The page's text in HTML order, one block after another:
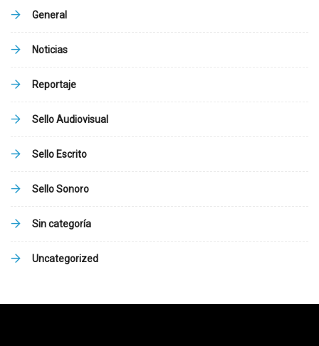
General
Noticias
Reportaje
Sello Audiovisual
Sello Escrito
Sello Sonoro
Sin categoría
Uncategorized